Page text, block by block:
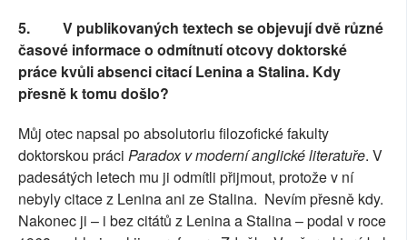
5.
V publikovaných textech se objevují dvě různé
časové informace o odmítnutí otcovy doktorské
práce kvůli absenci citací Lenina a Stalina. Kdy
přesně k tomu došlo?
Můj otec napsal po absolutoriu filozofické fakulty
doktorskou práci Paradox v moderní anglické literatuře. V
padesátých letech mu ji odmítli přijmout, protože v ní
nebyly citace z Lenina ani ze Stalina. Nevím přesně kdy.
Nakonec ji – i bez citátů z Lenina a Stalina – podal v roce